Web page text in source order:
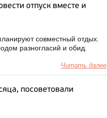
отпуск вместе и
совместный отдых.
разногласий и обид.
Читать далее
посоветовали